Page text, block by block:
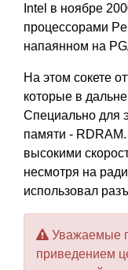
Intel в ноябре
процессорами
напаянном на
На этом сокете
которые в
Специально для
памяти -
высокими
несмотря на
использовал
Уважаемые
приведением